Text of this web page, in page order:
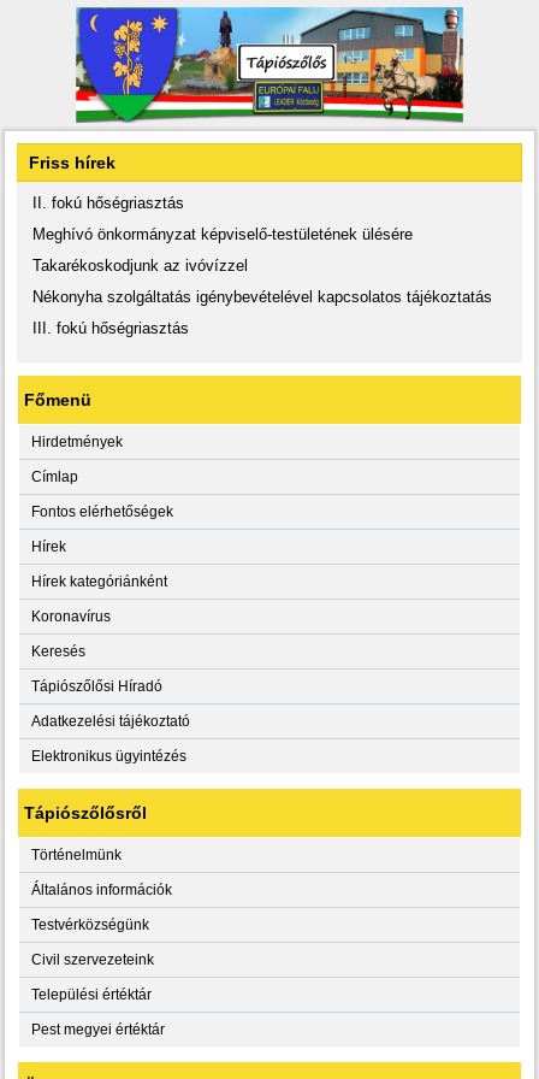
Friss hírek
II. fokú hőségriasztás
Meghívó önkormányzat képviselő-testületének ülésére
Takarékoskodjunk az ivóvízzel
Nékonyha szolgáltatás igénybevételével kapcsolatos tájékoztatás
III. fokú hőségriasztás
Főmenü
Hirdetmények
Címlap
Fontos elérhetőségek
Hírek
Hírek kategóriánként
Koronavírus
Keresés
Tápiószőlősi Híradó
Adatkezelési tájékoztató
Elektronikus ügyintézés
Tápiószőlősről
Történelmünk
Általános információk
Testvérközségünk
Civil szervezeteink
Települési értéktár
Pest megyei értéktár